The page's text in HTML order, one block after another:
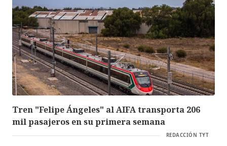
Tren "Felipe Ángeles" al AIFA transporta 206
mil pasajeros en su primera semana
REDACCIÓN TYT